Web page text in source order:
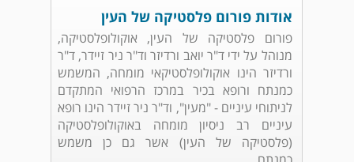
אודות פורום פלסטיקה של העין
פורום פלסטיקה של העין, אוקולופלסטיקה,
מנוהל על ידי ד"ר יואב ורדיזר וד"ר ניר זיידר, ד"ר
ורדיזר הינו אוקולופלסטיקאי מומחה, המשמש
כמנתח ורופא בכיר במרכז הרפואי המתקדם
לניתוחי עיניים - "מעין", וד"ר ניר זיידר הינו רופא
עיניים רב ניסיון מומחה באוקולופלסטיקה
(פלסטיקה של העין) אשר גם כן משמש